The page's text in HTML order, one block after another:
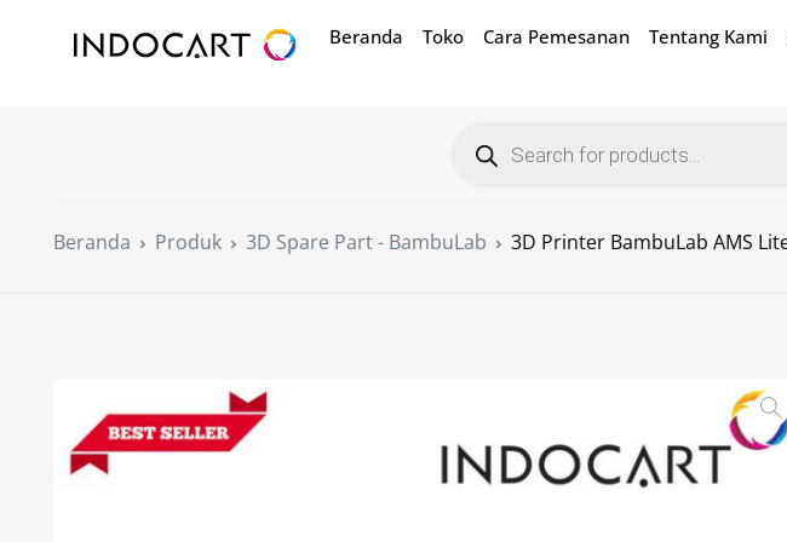
Beranda Toko Cara Pemesanan Tentang Kami
Beranda Produk 3D Spare Part - BambuLab 3D Printer BambuLab AMS